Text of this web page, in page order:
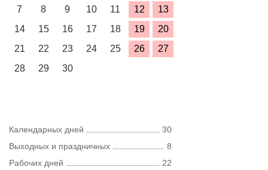
7
8 9 10 11 12
13
14
15 16 17 18 19
20
21
22 23 24 25 26
27
28
29 30
Календарных дней
30
Выходных и праздничных
8
Рабочих дней
22